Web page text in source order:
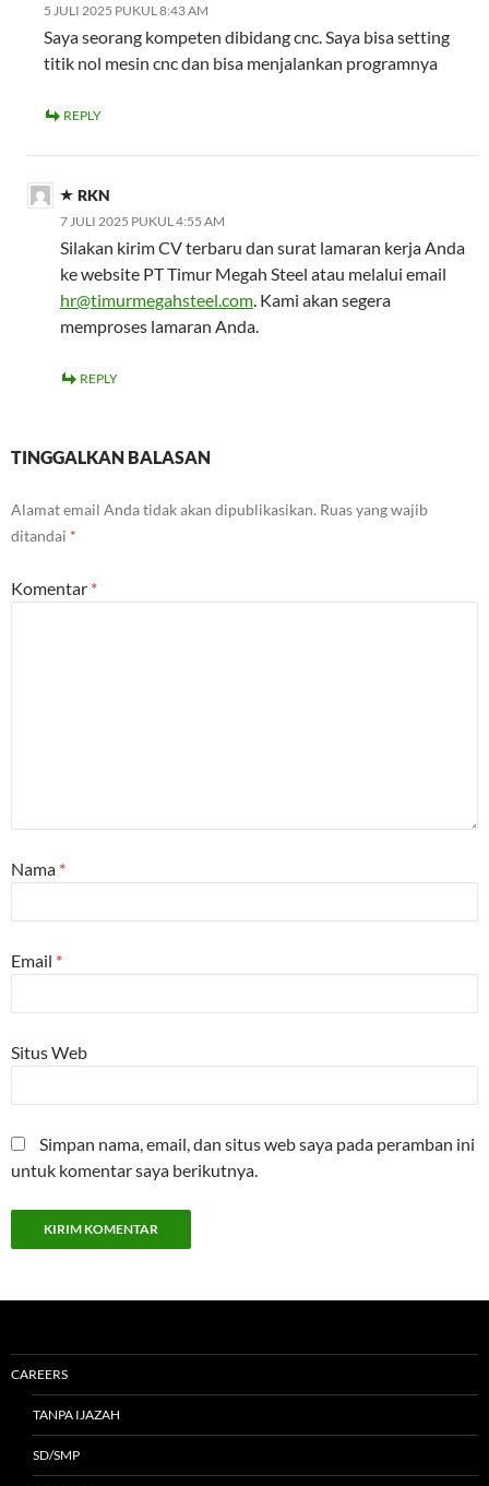
5 JULI 2025 PUKUL 8:43 AM
Saya seorang kompeten dibidang cnc. Saya bisa setting
titik nol mesin cnc dan bisa menjalankan programnya
REPLY
RKN
7 JULI 2025 PUKUL 4:55 AM
Silakan kirim CV terbaru dan surat lamaran kerja Anda
ke website PT Timur Megah Steel atau melalui email
hr@timurmegahsteel.com. Kami akan segera
memproses lamaran Anda.
REPLY
TINGGALKAN BALASAN
Alamat email Anda tidak akan dipublikasikan. Ruas yang wajib
ditandai *
Komentar *
Nama *
Email *
Situs Web
Simpan nama, email, dan situs web saya pada peramban ini
untuk komentar saya berikutnya.
CAREERS
TANPA IJAZAH
SD/SMP